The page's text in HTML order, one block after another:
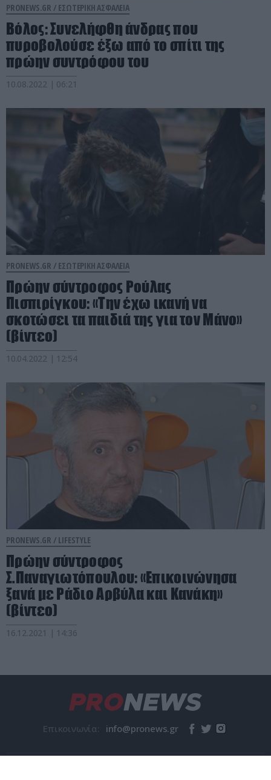
PRONEWS.GR / ΕΣΩΤΕΡΙΚΗ ΑΣΦΑΛΕΙΑ
Βόλος: Συνελήφθη άνδρας που
πυροβολούσε έξω από το σπίτι της
πρώην συντρόφου του
10.08.2022 | 06:21
PRONEWS.GR / ΕΣΩΤΕΡΙΚΗ ΑΣΦΑΛΕΙΑ
Πρώην σύντροφος Ρούλας
Πισπιρίγκου: «Την έχω ικανή να
σκοτώσει τα παιδιά της για τον Μάνο»
(βίντεο)
10.04.2022 | 12:54
PRONEWS.GR / LIFESTYLE
Πρώην σύντροφος
Σ.Παναγιωτόπουλου: «Επικοινώνησα
ξανά με Ράδιο Αρβύλα και Κανάκη»
(βίντεο)
16.12.2021 | 14:36
Επικοινωνία: